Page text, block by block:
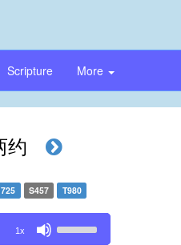
Scripture More
约
S457 T980
1x
Up/Down